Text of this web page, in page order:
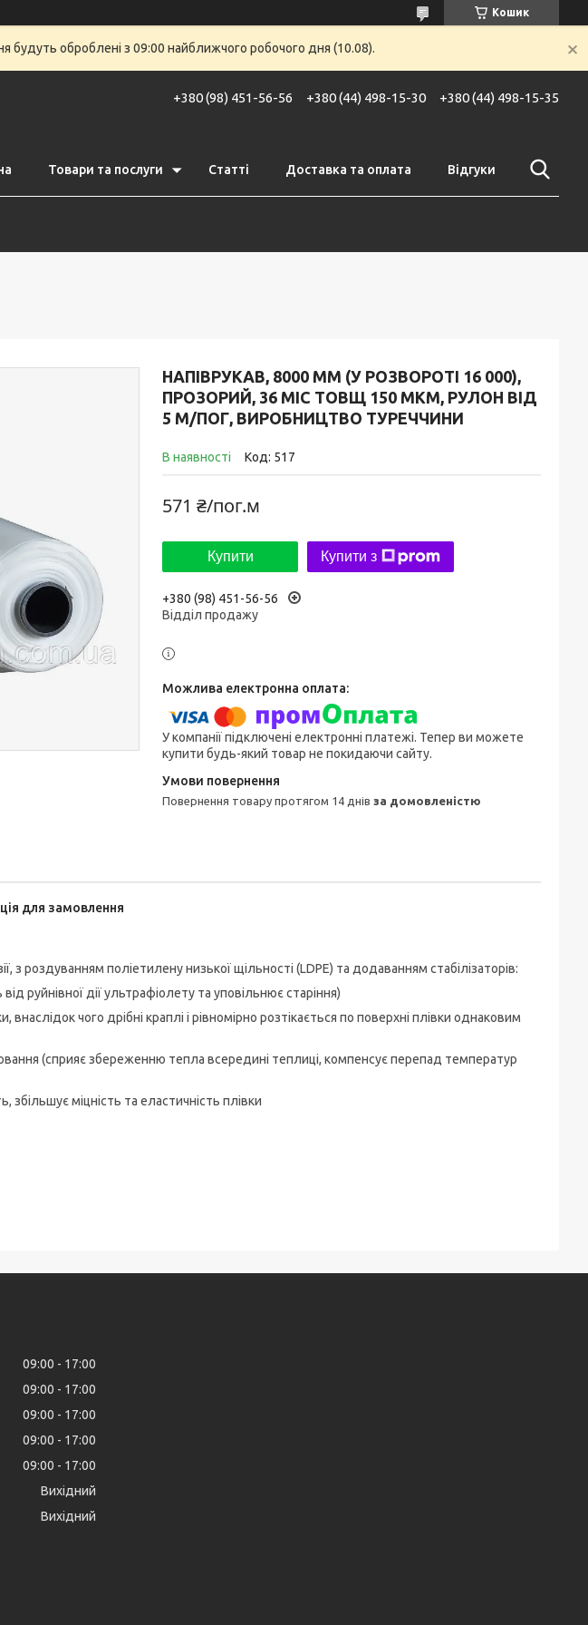
Кошик
будуть оброблені з 09:00 найближчого робочого дня (10.08).
+380 (98) 451-56-56 +380 (44) 498-15-30 +380 (44) 498-15-35
Товари та послуги Статті Доставка та оплата Відгуки
НАПІВРУКАВ, 8000 ММ (У РОЗВОРОТІ 16 000),
ПРОЗОРИЙ, 36 МІС ТОВЩ 150 МКМ, РУЛОН ВІД
5 М/ПОГ, ВИРОБНИЦТВО ТУРЕЧЧИНИ
В наявності Код: 517
571 ₴/пог.м
Купити Купити з
+380 (98) 451-56-56
Відділ продажу
У компанії підключені електронні платежі. Тепер ви можете
купити будь-який товар не покидаючи сайту.
повернення товару протягом 14 днів за домовленістю
для замовлення
з роздуванням поліетилену низької щільності (LDPE) та додаванням стабілізаторів:
від руйнівної дії ультрафіолету та уповільнює старіння)
чого дрібні краплі і рівномірно розтікається по поверхні плівки однаковим
(сприяє збереженню тепла всередині теплиці, компенсує перепад температур
збільшує міцність та еластичність плівки
09:00
17:00
09:00
17:00
09:00
17:00
09:00
17:00
09:00
17:00
Вихідний
Вихідний